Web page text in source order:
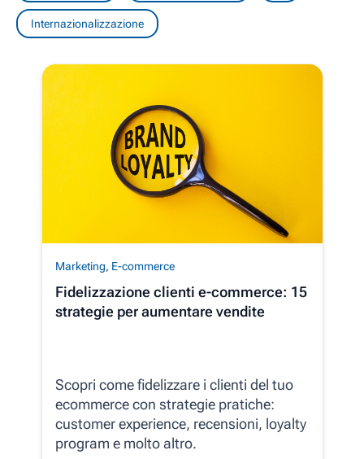
Internazionalizzazione
Marketing, E-commerce
Fidelizzazione clienti e-commerce: 15
strategie per aumentare vendite
Scopri come fidelizzare i clienti del tuo
ecommerce con strategie pratiche:
customer experience, recensioni, loyalty
program e molto altro.